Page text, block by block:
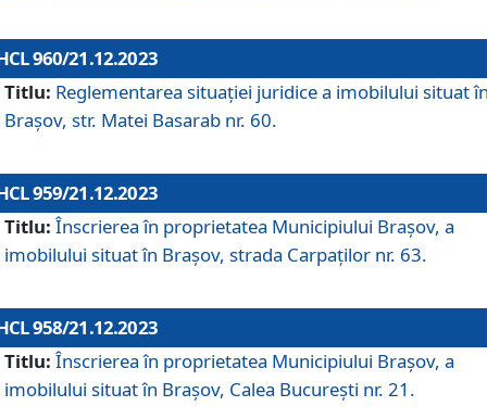
960/21.12.2023
Titlu: Reglementarea situației juridice a imobilului situat
Brașov, str. Matei Basarab nr. 60.
959/21.12.2023
Titlu: Înscrierea în proprietatea Municipiului Brașov, a
imobilului situat în Brașov, strada Carpaților nr. 63.
958/21.12.2023
Titlu: Înscrierea în proprietatea Municipiului Brașov, a
imobilului situat în Brașov, Calea București nr. 21.